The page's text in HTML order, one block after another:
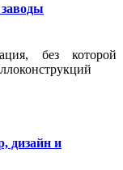
без которой
дизайн и